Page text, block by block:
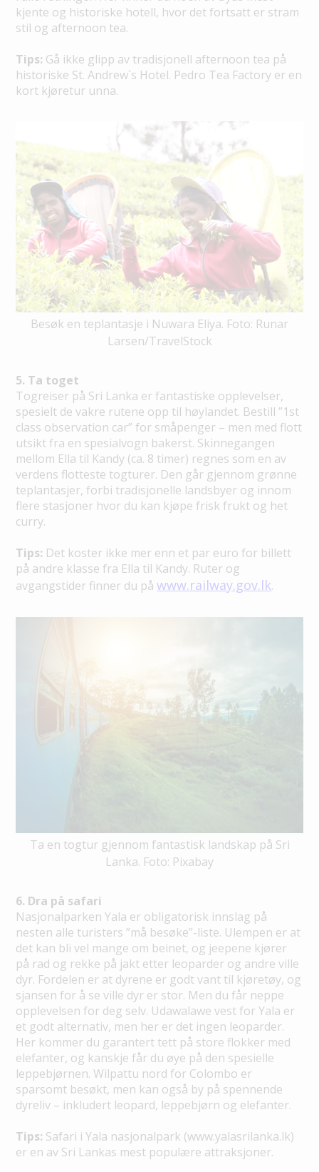
kjente og historiske hotell, hvor det fortsatt er stram
stil og afternoon tea.
Tips: Gå ikke glipp av tradisjonell afternoon tea på
historiske St. Andrew´s Hotel. Pedro Tea Factory er en
kort kjøretur unna.
Besøk en teplantasje i Nuwara Eliya. Foto: Runar
Larsen/TravelStock
5. Ta toget
Togreiser på Sri Lanka er fantastiske opplevelser,
spesielt de vakre rutene opp til høylandet. Bestill ”1st
class observation car” for småpenger – men med flott
utsikt fra en spesialvogn bakerst. Skinnegangen
mellom Ella til Kandy (ca. 8 timer) regnes som en av
verdens flotteste togturer. Den går gjennom grønne
teplantasjer, forbi tradisjonelle landsbyer og innom
flere stasjoner hvor du kan kjøpe frisk frukt og het
curry.
Tips: Det koster ikke mer enn et par euro for billett
på andre klasse fra Ella til Kandy. Ruter og
avgangstider finner du påwww.railway.gov.lk.
Ta en togtur gjennom fantastisk landskap på Sri
Lanka. Foto: Pixabay
6. Dra på safari
Nasjonalparken Yala er obligatorisk innslag på
nesten alle turisters ”må besøke”-liste. Ulempen er at
det kan bli vel mange om beinet, og jeepene kjører
på rad og rekke på jakt etter leoparder og andre ville
dyr. Fordelen er at dyrene er godt vant til kjøretøy, og
sjansen for å se ville dyr er stor. Men du får neppe
opplevelsen for deg selv. Udawalawe vest for Yala er
et godt alternativ, men her er det ingen leoparder.
Her kommer du garantert tett på store flokker med
elefanter, og kanskje får du øye på den spesielle
leppebjørnen. Wilpattu nord for Colombo er
sparsomt besøkt, men kan også by på spennende
dyreliv – inkludert leopard, leppebjørn og elefanter.
Tips: Safari i Yala nasjonalpark (www.yalasrilanka.lk)
er en av Sri Lankas mest populære attraksjoner.